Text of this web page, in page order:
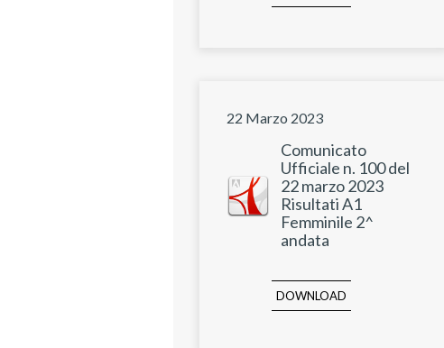
22 Marzo 2023
Comunicato
Ufficiale n. 100 del
22 marzo 2023
Risultati A1
Femminile 2^
andata
DOWNLOAD